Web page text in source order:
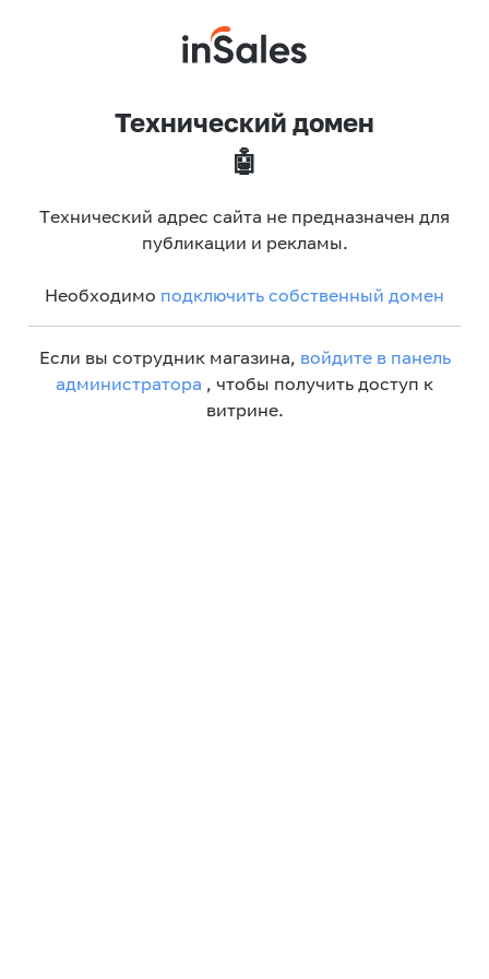
Технический домен
🤖
Технический адрес сайта не предназначен для
публикации и рекламы.
Необходимо подключить собственный домен
Если вы сотрудник магазина, войдите в панель
администратора , чтобы получить доступ к
витрине.